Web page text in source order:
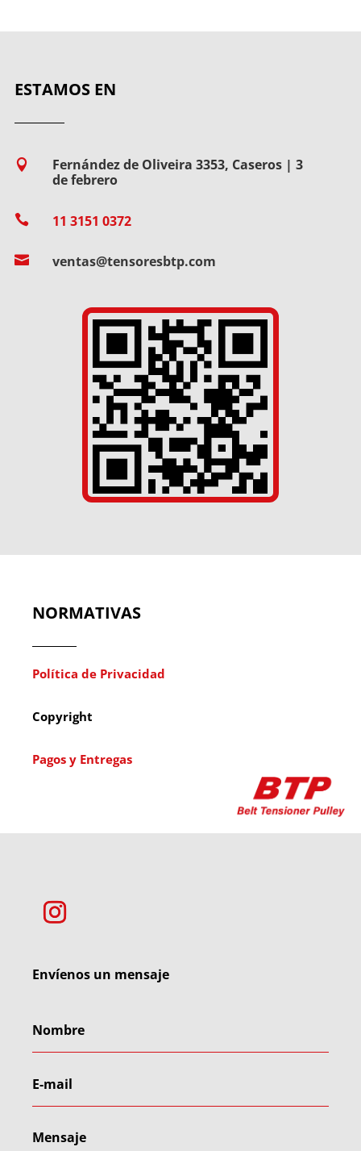
ESTAMOS EN

Fernández de Oliveira 3353, Caseros | 3
de febrero
 11 3151 0372
 ventas@tensoresbtp.com
NORMATIVAS
Política de Privacidad
Copyright
Pagos y Entregas
Envíenos un mensaje